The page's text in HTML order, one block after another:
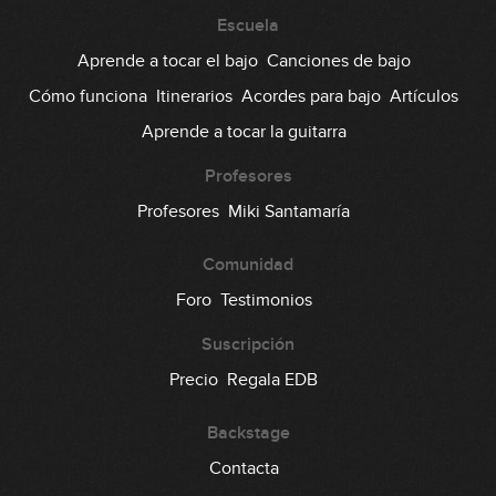
03:38
#31: Groove Funk en Am dórico
#32: Groove Funk en Ebm (Lizzo)
#33: Línea Pop Fingerstyle en Am
Escuela
Aprende a tocar el bajo Canciones de bajo
Cómo funciona Itinerarios Acordes para bajo Artículos
Aprende a tocar la guitarra
Profesores
Profesores Miki Santamaría
Comunidad
Foro Testimonios
Suscripción
Precio Regala EDB
Backstage
Contacta